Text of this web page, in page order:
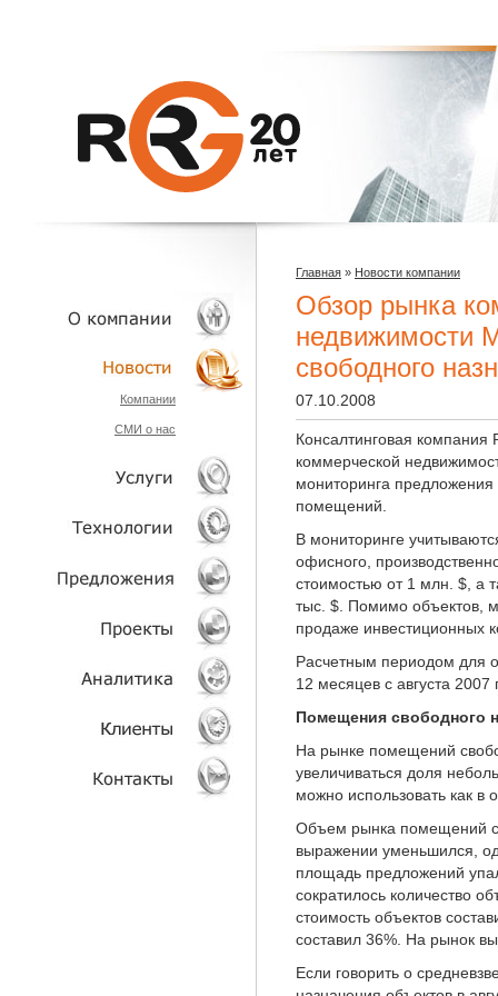
О КОМПАНИИ
НОВОСТИ
Компании
СМИ о нас
УСЛУГИ
ТЕХНОЛОГИИ
ОБЪЕКТЫ
ПРОЕКТЫ
АНАЛИТИКА
КЛИЕНТЫ
Главная » Новости компании
Обзор рынка
недвижимости
свободного
07.10.2008
Консалтинговая компания
коммерческой
мониторинга
помещений.
В мониторинге
офисного,
стоимостью от 1 млн. $, а
тыс. $. Помимо объектов,
продаже инвестиционных
Расчетным периодом для
12 месяцев с августа 2007
Помещения свободного
На рынке помещений
увеличиваться доля
можно использовать как в
Объем рынка помещений
выражении уменьшился,
площадь предложений
сократилось количество
стоимость объектов
составил 36%. На рынок
Если говорить о